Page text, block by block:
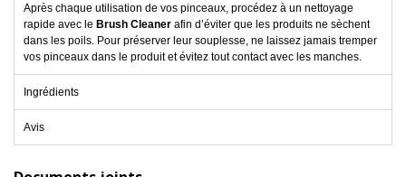
Après chaque utilisation de vos pinceaux, procédez à un nettoyage
rapide avec le Brush Cleaner afin d’éviter que les produits ne sèchent
dans les poils. Pour préserver leur souplesse, ne laissez jamais tremper
vos pinceaux dans le produit et évitez tout contact avec les manches.
Ingrédients
Avis